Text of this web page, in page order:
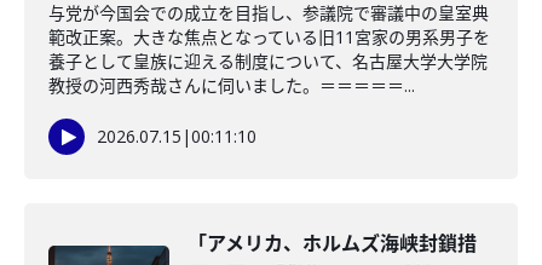
与党が今国会での成立を目指し、参議院で審議中の皇室典
範改正案。大きな焦点となっている旧11宮家の男系男子を
養子として皇族に迎える制度について、名古屋大学大学院
教授の河西秀哉さんに伺いました。＝＝＝＝＝...
2026.07.15 |00:11:10
「アメリカ、ホルムズ海峡封鎖措